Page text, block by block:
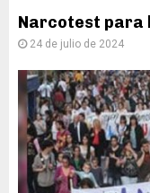
Narcotest para
24 de julio de 2024